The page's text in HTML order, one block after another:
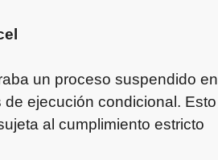
un proceso suspendido en
ejecución condicional. Esto
al cumplimiento estricto